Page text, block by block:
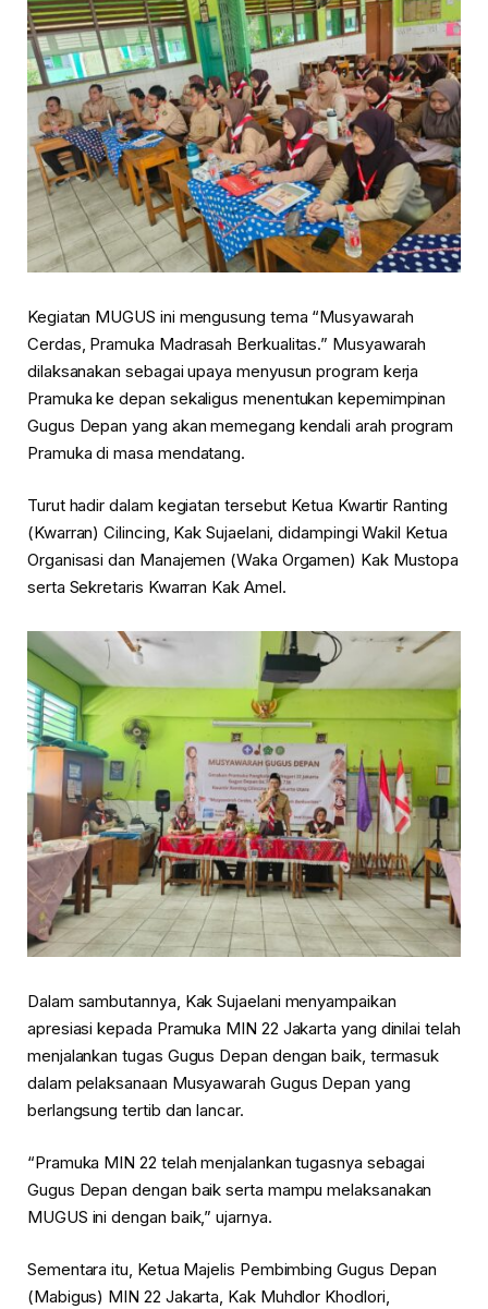
Kegiatan MUGUS ini mengusung tema “Musyawarah
Cerdas, Pramuka Madrasah Berkualitas.” Musyawarah
dilaksanakan sebagai upaya menyusun program kerja
Pramuka ke depan sekaligus menentukan kepemimpinan
Gugus Depan yang akan memegang kendali arah program
Pramuka di masa mendatang.
Turut hadir dalam kegiatan tersebut Ketua Kwartir Ranting
(Kwarran) Cilincing, Kak Sujaelani, didampingi Wakil Ketua
Organisasi dan Manajemen (Waka Orgamen) Kak Mustopa
serta Sekretaris Kwarran Kak Amel.
Dalam sambutannya, Kak Sujaelani menyampaikan
apresiasi kepada Pramuka MIN 22 Jakarta yang dinilai telah
menjalankan tugas Gugus Depan dengan baik, termasuk
dalam pelaksanaan Musyawarah Gugus Depan yang
berlangsung tertib dan lancar.
“Pramuka MIN 22 telah menjalankan tugasnya sebagai
Gugus Depan dengan baik serta mampu melaksanakan
MUGUS ini dengan baik,” ujarnya.
Sementara itu, Ketua Majelis Pembimbing Gugus Depan
(Mabigus) MIN 22 Jakarta, Kak Muhdlor Khodlori,